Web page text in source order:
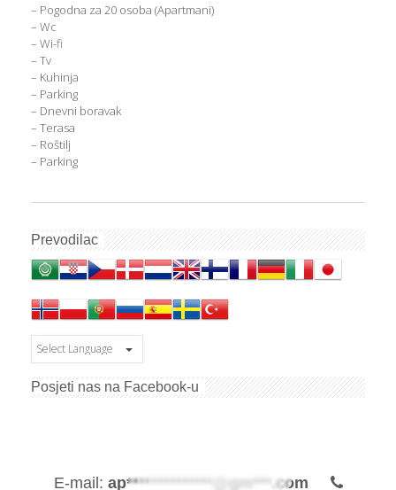
– Pogodna za 20 osoba (Apartmani)
– Wc
– Wi-fi
– Tv
– Kuhinja
– Parking
– Dnevni boravak
– Terasa
– Roštilj
– Parking
Prevodilac
Posjeti nas na Facebook-u
E-mail: ap**************@gm***.com